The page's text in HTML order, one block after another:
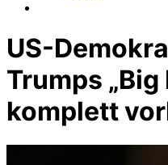
US-
Trumps
komplett